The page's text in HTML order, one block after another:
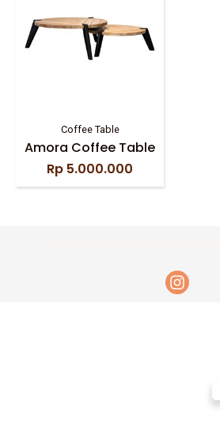
Coffee Table
Amora Coffee Table
Rp 5.000.000